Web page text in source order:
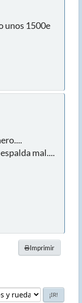
unos 1500e
mal....
Imprimir